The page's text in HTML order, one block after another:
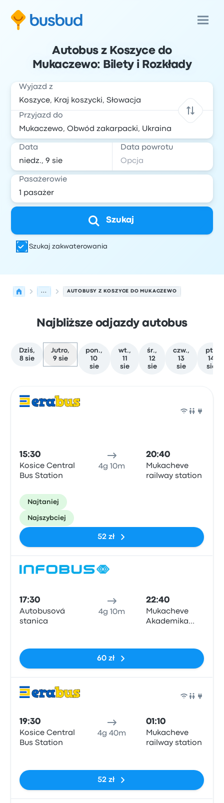
Autobus z Koszyce do
Mukaczewo: Bilety i Rozkłady
Wyjazd z
Przyjazd do
Data Data powrotu
Pasażerowie
Szukaj
Szukaj zakwaterowania
... AUTOBUSY Z KOSZYCE DO MUKACZEWO
Najbliższe odjazdy autobus
Dziś,
8 sie
Jutro,
9 sie
pon.,
10
sie
wt.,
11
sie
śr.,
12
sie
czw.,
13
sie
pt.,
14
sie
15:30
Kosice Central
Bus Station
4g 10m
20:40
Mukacheve
railway station
Najtaniej
Najszybciej
52 zł
17:30
Autobusová
stanica
4g 10m
22:40
Mukacheve
Akademika
60 zł
19:30
Kosice Central
Bus Station
4g 40m
01:10
Mukacheve
railway station
52 zł